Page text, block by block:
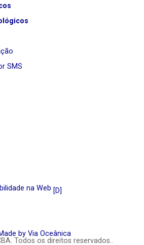
SMS
[D]
. Todos os direitos reservados..